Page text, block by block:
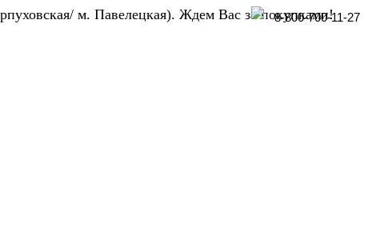
м. Павелецкая). Ждем Вас за покупками!
8-800-700-11-27